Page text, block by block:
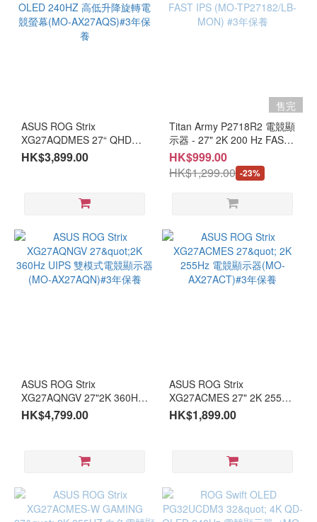
類
型
ASUS ROG Strix
XG27AQDMES 27“ QHD
QD-OLED 240HZ 高低升降
旋轉電競螢幕(MO-
HK$3,899.00
售完
Titan Army P2718R2 電競顯
示器 - 27" 2K 200 Hz FAST
IPS (MO-TP27182/LB-
MON) #3年保養
HK$999.00
HK$1,299.00 -23%
ASUS ROG Strix
XG27AQNGV 27"2K 360Hz
UIPS 雙模式電競顯示器
(MO-AX27AQN)#3年保養
HK$4,799.00
ASUS ROG Strix
XG27ACMES 27" 2K 255Hz
電競顯示器(MO-
AX27ACT)#3年保養
HK$1,899.00